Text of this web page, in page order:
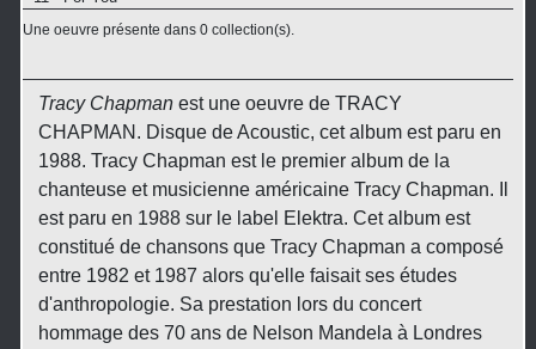
Une oeuvre présente dans 0 collection(s).
Tracy Chapmanest une oeuvre de TRACY
CHAPMAN. Disque de Acoustic, cet album est paru en
1988. Tracy Chapman est le premier album de la
chanteuse et musicienne américaine Tracy Chapman. Il
est paru en 1988 sur le label Elektra. Cet album est
constitué de chansons que Tracy Chapman a composé
entre 1982 et 1987 alors qu'elle faisait ses études
d'anthropologie. Sa prestation lors du concert
hommage des 70 ans de Nelson Mandela à Londres